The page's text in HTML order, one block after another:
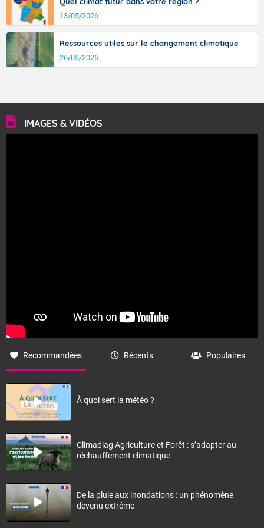
13/05/2026
Ressources utiles sur le changement climatique
26/05/2026
IMAGES & VIDÉOS
Recommandées Récents Populaires
À quoi sert la météo ?
Climadiag Agriculture et Forêt : s’adapter au
réchauffement climatique
De la pluie aux inondations : un phénomène
devenu extrême